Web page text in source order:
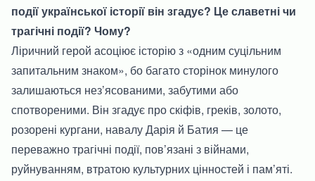
події української історії він згадує? Це славетні чи
трагічні події? Чому?
Ліричний герой асоціює історію з «одним суцільним
запитальним знаком», бо багато сторінок минулого
залишаються нез’ясованими, забутими або
спотвореними. Він згадує про скіфів, греків, золото,
розорені кургани, навалу Дарія й Батия — це
переважно трагічні події, пов’язані з війнами,
руйнуванням, втратою культурних цінностей і пам’яті.